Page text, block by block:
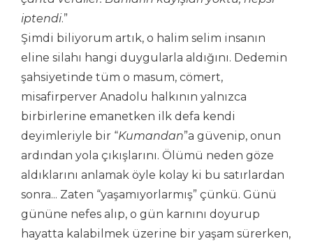
iptendi.”
Şimdi biliyorum artık, o halim selim insanın
eline silahı hangi duygularla aldığını. Dedemin
şahsiyetinde tüm o masum, cömert,
misafirperver Anadolu halkının yalnızca
birbirlerine emanetken ilk defa kendi
deyimleriyle bir “Kumandan”a güvenip, onun
ardından yola çıkışlarını. Ölümü neden göze
aldıklarını anlamak öyle kolay ki bu satırlardan
sonra... Zaten “yaşamıyorlarmış” çünkü. Günü
gününe nefes alıp, o gün karnını doyurup
hayatta kalabilmek üzerine bir yaşam sürerken,